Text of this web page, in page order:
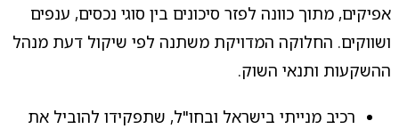
אפיקים, מתוך כוונה לפזר סיכונים בין סוגי נכסים, ענפים
ושווקים. החלוקה המדויקת משתנה לפי שיקול דעת מנהל
ההשקעות ותנאי השוק.
רכיב מנייתי בישראל ובחו"ל, שתפקידו להוביל את